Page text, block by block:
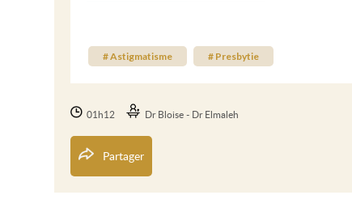
# Astigmatisme # Presbytie
01h12 Dr Bloise - Dr Elmaleh
Partager